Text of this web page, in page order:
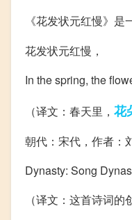
《花发状元红慢》
花发状元红慢，
In the spring, the
（译文：春天里， 花
朝代：宋代，作者：
Dynasty: Song
（译文：这首诗词的